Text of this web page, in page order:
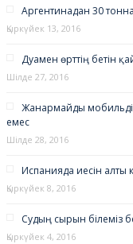
Аргентинадан 30
Қыркүйек 13, 2016
Дуамен өрттің бетін
Шілде 27, 2016
Жанармайды
емес
Шілде 28, 2016
Испанияда иесін алты
Қыркүйек 8, 2016
Судың сырын білеміз
Қыркүйек 4, 2016